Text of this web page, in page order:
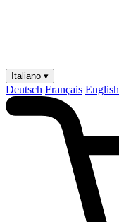
Italiano ▾
Deutsch Français English